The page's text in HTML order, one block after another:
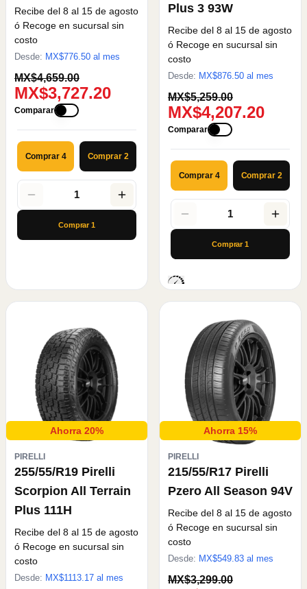
Recibe del 8 al 15 de agosto
ó Recoge en sucursal sin
costo
Desde: MX$776.50 al mes
MX$4,659.00
MX$3,727.20
Comparar
Comprar 4 Comprar 2
1
Comprar1
Plus 3 93W
Recibe del 8 al 15 de agosto
ó Recoge en sucursal sin
costo
Desde: MX$876.50 al mes
MX$5,259.00
MX$4,207.20
Comparar
Comprar 4 Comprar 2
1
Comprar1
Ahorra 20%
PIRELLI
255/55/R19 Pirelli
Scorpion All Terrain
Plus 111H
Recibe del 8 al 15 de agosto
ó Recoge en sucursal sin
costo
Desde: MX$1113.17 al mes
Ahorra 15%
PIRELLI
215/55/R17 Pirelli
Pzero All Season 94V
Recibe del 8 al 15 de agosto
ó Recoge en sucursal sin
costo
Desde: MX$549.83 al mes
MX$3,299.00